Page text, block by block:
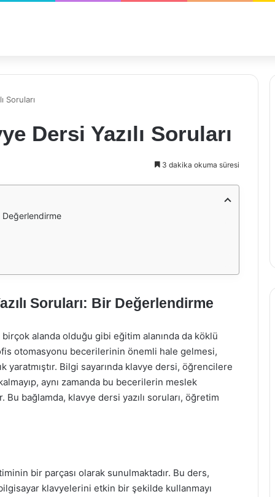
Soruları
Dersi Yazılı Soruları
3 dakika okuma süresi
Değerlendirme
Soruları: Bir Değerlendirme
alanda olduğu gibi eğitim alanında da köklü
otomasyonu becerilerinin önemli hale gelmesi,
yaratmıştır. Bilgi sayarında klavye dersi, öğrencilere
aynı zamanda bu becerilerin meslek
Bu bağlamda, klavye dersi yazılı soruları, öğretim
bir parçası olarak sunulmaktadır. Bu ders,
klavyelerini etkin bir şekilde kullanmayı